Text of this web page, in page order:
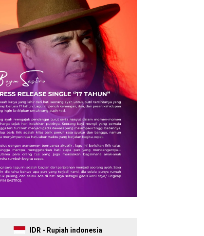
IDR - Rupiah indonesia